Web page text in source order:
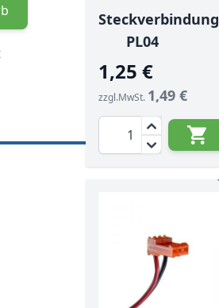
Steckverbindung
PL04
1,25 €
zzgl.MwSt. 1,49 €
Menge